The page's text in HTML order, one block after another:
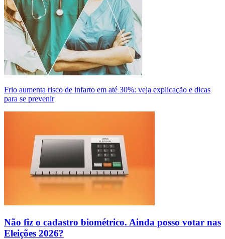
Frio aumenta risco de infarto em até 30%: veja explicação e dicas
para se prevenir
Não fiz o cadastro biométrico. Ainda posso votar nas
Eleições 2026?